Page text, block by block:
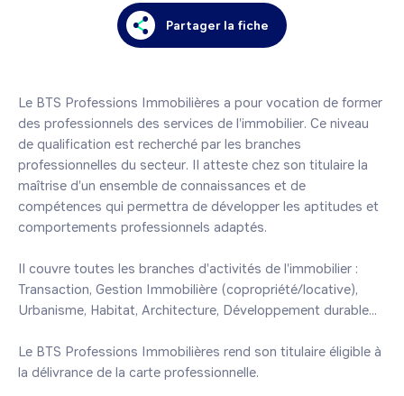
Partager la fiche
Le BTS Professions Immobilières a pour vocation de former
des professionnels des services de l'immobilier. Ce niveau
de qualification est recherché par les branches
professionnelles du secteur. Il atteste chez son titulaire la
maîtrise d'un ensemble de connaissances et de
compétences qui permettra de développer les aptitudes et
comportements professionnels adaptés.
Il couvre toutes les branches d'activités de l'immobilier :
Transaction, Gestion Immobilière (copropriété/locative),
Urbanisme, Habitat, Architecture, Développement durable...
Le BTS Professions Immobilières rend son titulaire éligible à
la délivrance de la carte professionnelle.